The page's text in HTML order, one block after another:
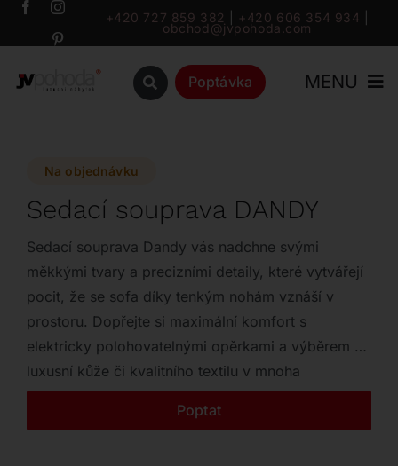
Přeskočit
+420 727 859 382 +420 606 354 934
obchod@jvpohoda.com
Poptávka MENU
Katalog
Značky
Outlet
Kontakt
Na objednávku
Sedací souprava DANDY
Sedací souprava Dandy vás nadchne svými
měkkými tvary a precizními detaily, které vytvářejí
pocit, že se sofa díky tenkým nohám vznáší v
prostoru. Dopřejte si maximální komfort s
elektricky polohovatelnými opěrkami a výběrem z
luxusní kůže či kvalitního textilu v mnoha
odstínech.
Poptat